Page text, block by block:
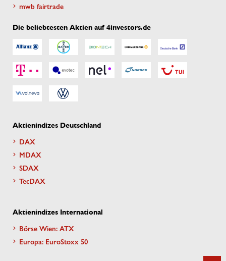
mwb fairtrade
Die beliebtesten Aktien auf 4investors.de
Aktienindizes Deutschland
DAX
MDAX
SDAX
TecDAX
Aktienindizes International
Börse Wien: ATX
Europa: EuroStoxx 50